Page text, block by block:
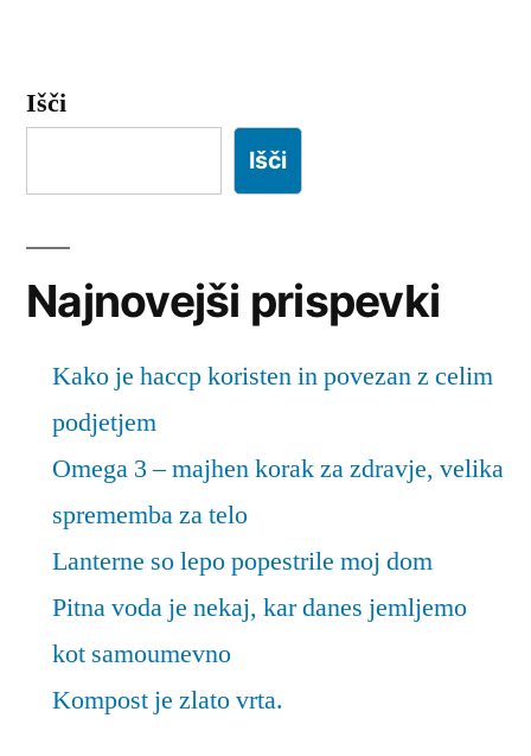
Išči
Išči
Najnovejši prispevki
Kako je haccp koristen in povezan z celim
podjetjem
Omega 3 – majhen korak za zdravje, velika
sprememba za telo
Lanterne so lepo popestrile moj dom
Pitna voda je nekaj, kar danes jemljemo
kot samoumevno
Kompost je zlato vrta.